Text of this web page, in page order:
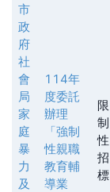
市
政
府
社
會
局
家
庭
暴
力
及
114年
度委託
辦理
「強制
性親職
教育輔
導業
限
制
性
招
標